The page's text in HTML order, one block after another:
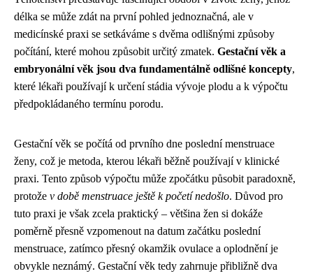
délka se může zdát na první pohled jednoznačná, ale v
medicínské praxi se setkáváme s dvěma odlišnými způsoby
počítání, které mohou způsobit určitý zmatek. Gestační věk a
embryonální věk jsou dva fundamentálně odlišné koncepty,
které lékaři používají k určení stádia vývoje plodu a k výpočtu
předpokládaného termínu porodu.
Gestační věk se počítá od prvního dne poslední menstruace
ženy, což je metoda, kterou lékaři běžně používají v klinické
praxi. Tento způsob výpočtu může zpočátku působit paradoxně,
protože v době menstruace ještě k početí nedošlo. Důvod pro
tuto praxi je však zcela praktický – většina žen si dokáže
poměrně přesně vzpomenout na datum začátku poslední
menstruace, zatímco přesný okamžik ovulace a oplodnění je
obvykle neznámý. Gestační věk tedy zahrnuje přibližně dva